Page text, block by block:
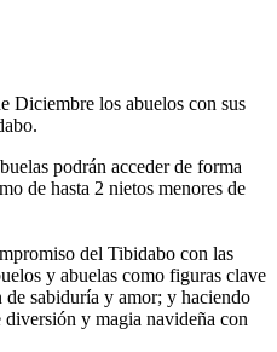
Diciembre los abuelos con sus
podrán acceder de forma
de hasta 2 nietos menores de
del Tibidabo con las
y abuelas como figuras clave
sabiduría y amor; y haciendo
y magia navideña con